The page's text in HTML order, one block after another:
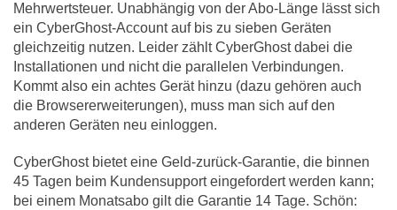
Mehrwertsteuer. Unabhängig von der Abo-Länge lässt sich
ein CyberGhost-Account auf bis zu sieben Geräten
gleichzeitig nutzen. Leider zählt CyberGhost dabei die
Installationen und nicht die parallelen Verbindungen.
Kommt also ein achtes Gerät hinzu (dazu gehören auch
die Browsererweiterungen), muss man sich auf den
anderen Geräten neu einloggen.
CyberGhost bietet eine Geld-zurück-Garantie, die binnen
45 Tagen beim Kundensupport eingefordert werden kann;
bei einem Monatsabo gilt die Garantie 14 Tage. Schön: